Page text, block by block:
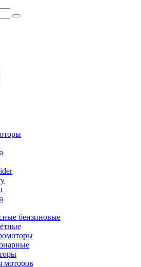
бензиновые
моторов